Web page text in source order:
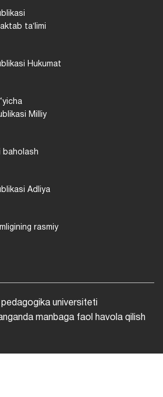
taʼlimi
Hukumat
Milliy
baholash
Adliya
rasmiy
universiteti
manbaga faol havola qilish